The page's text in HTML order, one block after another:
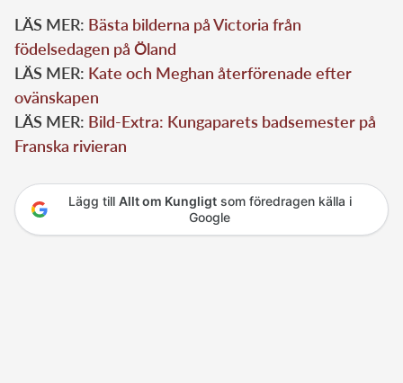
LÄS MER: Bästa bilderna på Victoria från
födelsedagen på Öland
LÄS MER: Kate och Meghan återförenade efter
ovänskapen
LÄS MER: Bild-Extra: Kungaparets badsemester på
Franska rivieran
Lägg till Allt om Kungligtsom föredragen källa i
Google